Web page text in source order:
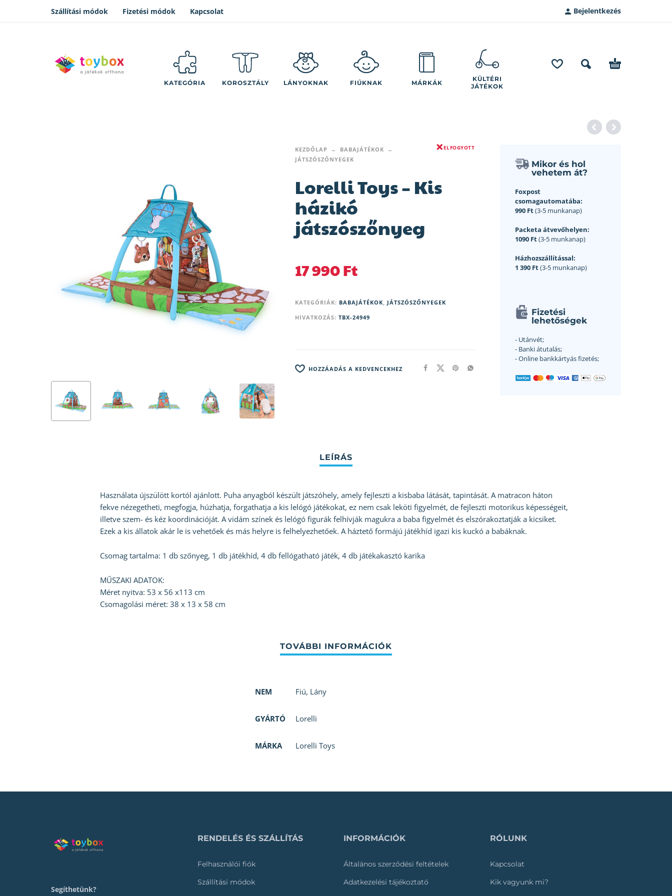
Szállítási módok Fizetési módok Kapcsolat Bejelentkezés
KATEGÓRIA KOROSZTÁLY LÁNYOKNAK FIÚKNAK MÁRKÁK
KÜLTÉRI
JÁTÉKOK
KEZDŐLAP
BABAJÁTÉKOK
JÁTSZÓSZŐNYEGEK
ELFOGYOTT
Lorelli Toys – Kis
házikó
játszószőnyeg
17 990Ft
KATEGÓRIÁK: BABAJÁTÉKOK, JÁTSZÓSZŐNYEGEK
HIVATKOZÁS: TBX-24949
HOZZÁADÁS A KEDVENCEKHEZ
Mikor és hol
vehetem át?
Foxpost
csomagautomatába:
990 Ft(3-5 munkanap)
Packeta átvevőhelyen:
1090 Ft(3-5 munkanap)
Házhozszállítással:
1 390 Ft(3-5 munkanap)
Fizetési
lehetőségek
- Utánvét;
- Banki átutalás;
- Online bankkártyás fizetés;
Használata újszülött kortól ajánlott. Puha anyagból készült játszóhely, amely fejleszti a kisbaba látását, tapintását. A matracon háton
fekve nézegetheti, megfogja, húzhatja, forgathatja a kis lelógó játékokat, ez nem csak leköti figyelmét, de fejleszti motorikus képességeit,
illetve szem- és kéz koordinációját. A vidám színek és lelógó figurák felhívják magukra a baba figyelmét és elszórakoztatják a kicsiket.
Ezek a kis állatok akár le is vehetőek és más helyre is felhelyezhetőek. A háztető formájú játékhíd igazi kis kuckó a babáknak.
Csomag tartalma: 1 db szőnyeg, 1 db játékhíd, 4 db fellógatható játék, 4 db játékakasztó karika
MŰSZAKI ADATOK:
Méret nyitva: 53 x 56 x113 cm
Csomagolási méret: 38 x 13 x 58 cm
NEM Fiú, Lány
GYÁRTÓ Lorelli
MÁRKA Lorelli Toys
Segíthetünk?
RENDELÉS ÉS SZÁLLÍTÁS
Felhasználói fiók
Szállítási módok
INFORMÁCIÓK
Általános szerződési feltételek
Adatkezelési tájékoztató
RÓLUNK
Kapcsolat
Kik vagyunk mi?